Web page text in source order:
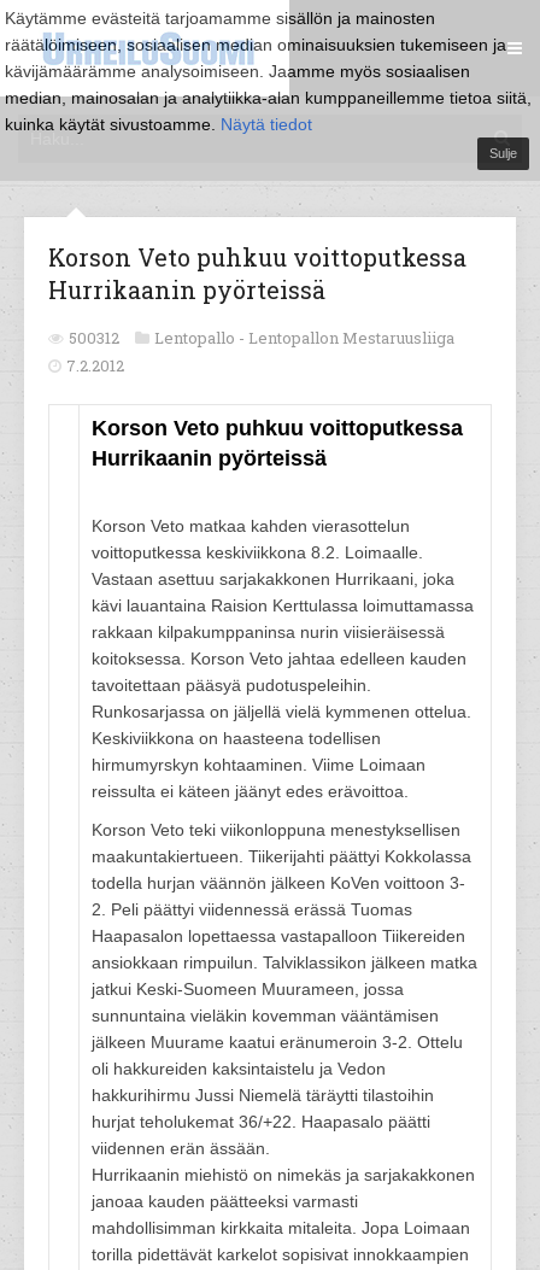
Käytämme evästeitä tarjoamamme sisällön ja mainosten
räätälöimiseen, sosiaalisen median ominaisuuksien tukemiseen ja
kävijämäärämme analysoimiseen. Jaamme myös sosiaalisen
median, mainosalan ja analytiikka-alan kumppaneillemme tietoa siitä,
kuinka käytät sivustoamme. Näytä tiedot
Sulje
Korson Veto puhkuu voittoputkessa
Hurrikaanin pyörteissä
500312 Lentopallo - Lentopallon Mestaruusliiga
7.2.2012
Korson Veto puhkuu voittoputkessa
Hurrikaanin pyörteissä
Korson Veto matkaa kahden vierasottelun
voittoputkessa keskiviikkona 8.2. Loimaalle.
Vastaan asettuu sarjakakkonen Hurrikaani, joka
kävi lauantaina Raision Kerttulassa loimuttamassa
rakkaan kilpakumppaninsa nurin viisieräisessä
koitoksessa. Korson Veto jahtaa edelleen kauden
tavoitettaan pääsyä pudotuspeleihin.
Runkosarjassa on jäljellä vielä kymmenen ottelua.
Keskiviikkona on haasteena todellisen
hirmumyrskyn kohtaaminen. Viime Loimaan
reissulta ei käteen jäänyt edes erävoittoa.
Korson Veto teki viikonloppuna menestyksellisen
maakuntakiertueen. Tiikerijahti päättyi Kokkolassa
todella hurjan väännön jälkeen KoVen voittoon 3-
2. Peli päättyi viidennessä erässä Tuomas
Haapasalon lopettaessa vastapalloon Tiikereiden
ansiokkaan rimpuilun. Talviklassikon jälkeen matka
jatkui Keski-Suomeen Muurameen, jossa
sunnuntaina vieläkin kovemman vääntämisen
jälkeen Muurame kaatui eränumeroin 3-2. Ottelu
oli hakkureiden kaksintaistelu ja Vedon
hakkurihirmu Jussi Niemelä täräytti tilastoihin
hurjat teholukemat 36/+22. Haapasalo päätti
viidennen erän ässään.
Hurrikaanin miehistö on nimekäs ja sarjakakkonen
janoaa kauden päätteeksi varmasti
mahdollisimman kirkkaita mitaleita. Jopa Loimaan
torilla pidettävät karkelot sopisivat innokkaampien